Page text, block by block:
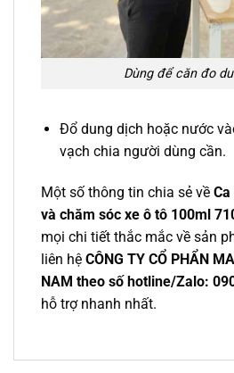
Dùng để căn đo
Đổ dung dịch hoặc nước
vạch chia người dùng cần.
Một số thông tin chia sẻ về
và chăm sóc xe ô tô 100ml
mọi chi tiết thắc mắc về sản
liên hệ CÔNG TY CỔ PHẨN
NAM theo số hotline/Zalo:
hỗ trợ nhanh nhất.